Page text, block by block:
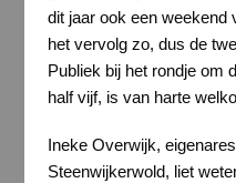
dit jaar ook een weekend
het vervolg zo, dus de
Publiek bij het rondje om
half vijf, is van harte
Ineke Overwijk,
Steenwijkerwold, liet